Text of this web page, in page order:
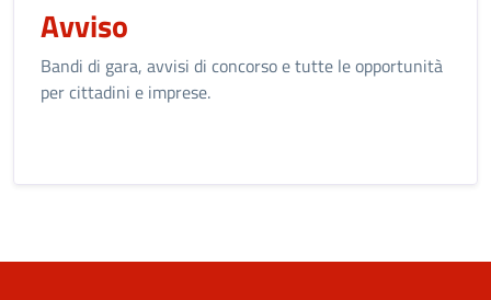
Avviso
Bandi di gara, avvisi di concorso e tutte le opportunità
per cittadini e imprese.